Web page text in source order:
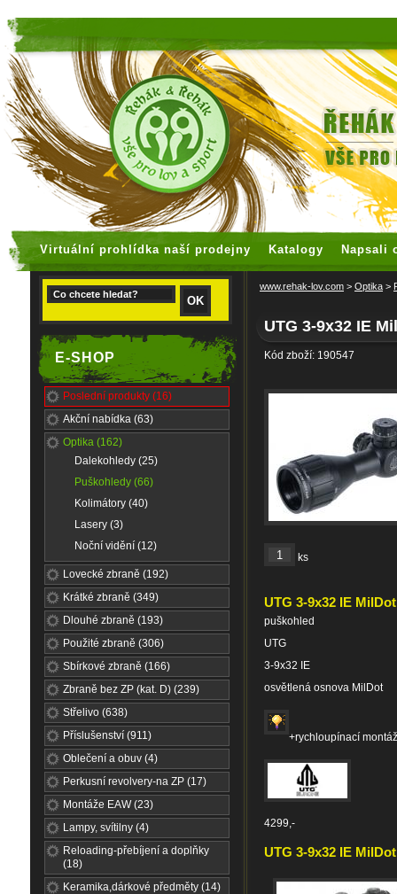
Virtuální prohlídka naší prodejny Katalogy Napsali
E-SHOP
Poslední produkty (16)
Akční nabídka (63)
Optika (162)
Dalekohledy (25)
Puškohledy (66)
Kolimátory (40)
Lasery (3)
Noční vidění (12)
Lovecké zbraně (192)
Krátké zbraně (349)
Dlouhé zbraně (193)
Použité zbraně (306)
Sbírkové zbraně (166)
Zbraně bez ZP (kat. D) (239)
Střelivo (638)
Příslušenství (911)
Oblečení a obuv (4)
Perkusní revolvery-na ZP (17)
Montáže EAW (23)
Lampy, svítilny (4)
Reloading-přebíjení a doplňky
(18)
Keramika,dárkové předměty (14)
www.rehak-lov.com > Optika >
UTG 3-9x32 IE
Kód zboží: 190547
ks
UTG 3-9x32 IE MilDot
puškohled
UTG
3-9x32 IE
osvětlená osnova MilDot
+rychloupínací montáž
4299,-
UTG 3-9x32 IE